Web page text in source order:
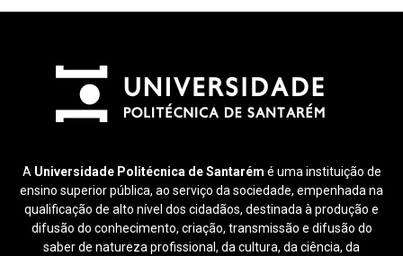
A Universidade Politécnica de Santarém é uma instituição de
ensino superior pública, ao serviço da sociedade, empenhada na
qualificação de alto nível dos cidadãos, destinada à produção e
difusão do conhecimento, criação, transmissão e difusão do
saber de natureza profissional, da cultura, da ciência, da